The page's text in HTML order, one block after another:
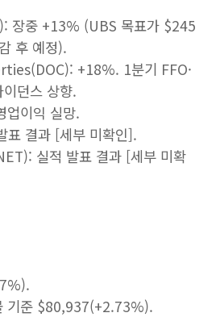
장중 +13% (UBS 목표가 $245
후 예정).
+18%. 1분기 FFO·
던스 상향.
이익 실망.
결과 [세부 미확인].
실적 발표 결과 [세부 미확
기준 $80,937(+2.73%).